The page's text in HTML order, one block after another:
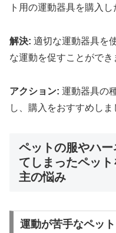
ト用の運動器具を購入し
解決: 適切な運動器具を
な運動を促すことができ
アクション: 運動器具の
し、購入をおすすめしま
ペットの服やハ
てしまったペッ
主の悩み
運動が苦手なペッ